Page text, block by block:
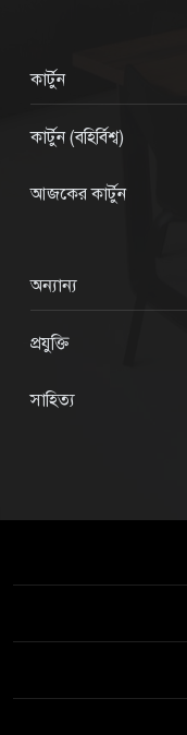
কার্টুন
কার্টুন (বহির্বিশ্ব)
আজকের কার্টুন
অন্যান্য
প্রযুক্তি
সাহিত্য